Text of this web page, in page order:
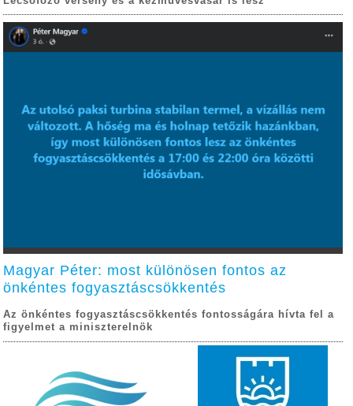
Magyar Péter: most különösen fontos az
önkéntes fogyasztáscsökkentés
Az önkéntes fogyasztáscsökkentés fontosságára hívta fel a
figyelmet a miniszterelnök